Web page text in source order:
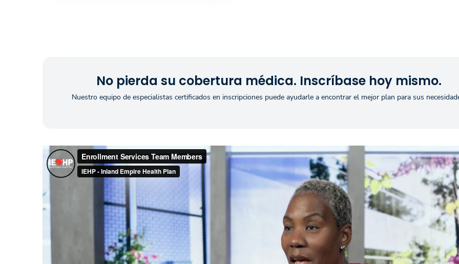
No pierda su cobertura médica. Inscríbase hoy mismo.
Nuestro equipo de especialistas certificados en inscripciones puede ayudarle a encontrar el mejor plan para sus